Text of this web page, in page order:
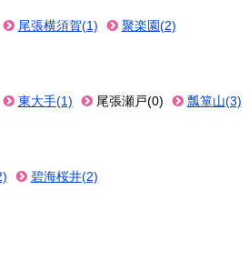
尾張横須賀(1) 聚楽園(2)
東大手(1) 尾張瀬戸(0) 瓢箪山(3)
碧海桜井(2)